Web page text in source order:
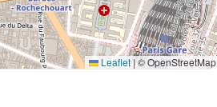
Leaflet|© OpenStreetMap